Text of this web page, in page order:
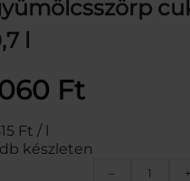
l
Ft
Ft / l
készleten
–
P
+